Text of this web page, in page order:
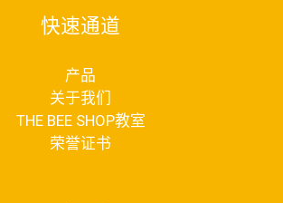
快速通道
产品
关于我们
THE BEE SHOP教室
荣誉证书